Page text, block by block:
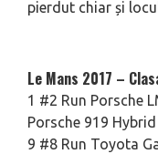
pierdut chiar și
Le Mans 2017 –
1 #2 Run Porsche
Porsche 919
9 #8 Run Toyota